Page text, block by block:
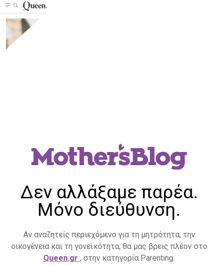
Δεν αλλάξαμε παρέα.
Μόνο διεύθυνση.
Αν αναζητείς περιεχόμενο για τη μητρότητα, την
οικογένεια και τη γονεϊκότητα, θα μας βρεις πλέον στο
Queen.gr , στην κατηγορία Parenting.